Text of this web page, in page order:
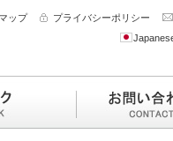
ップ プライバシーポリシー